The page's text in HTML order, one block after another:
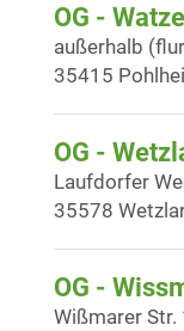
OG -
außerhalb
35415
OG -
Laufdorfer
35578
OG -
Wißmarer Str.